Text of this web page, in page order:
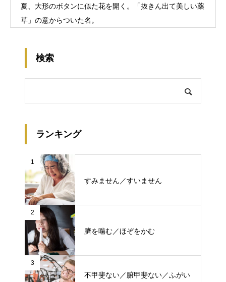
夏、大形のボタンに似た花を開く。「抜きん出て美しい薬
草」の意からついた名。
検索
ランキング
1
すみません／すいません
2
臍を噛む／ほぞをかむ
3
不甲斐ない／腑甲斐ない／ふがい